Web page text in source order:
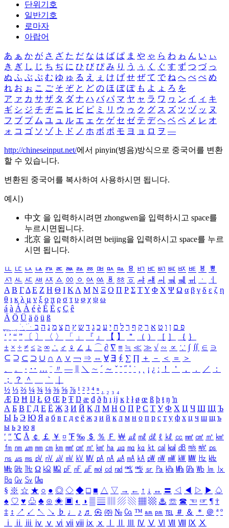
단위기호
일반기호
로마자
아랍어
あ ぁ か が さ ざ た だ な は ば ぱ ま や ゃ ら わ ゎ ん い ぃ
き ぎ し じ ち ぢ に ひ び ぴ み り う ぅ く ぐ す ず つ づ っ
ぬ ふ ぶ ぷ む ゆ ゅ る え ぇ け げ せ ぜ て で ね へ べ ぺ め
れ お ぉ こ ご そ ぞ と ど の ほ ぼ ぽ も よ ょ ろ を
ア ァ カ サ ザ タ ダ ナ ハ バ パ マ ヤ ャ ラ ワ ヮ ン イ ィ キ
ギ シ ジ チ ヂ ニ ヒ ビ ピ ミ リ ウ ゥ ク グ ス ズ ツ ヅ ッ ヌ
フ ブ プ ム ユ ュ ル エ ェ ケ ゲ セ ゼ テ デ ヘ ベ ペ メ レ オ
ォ コ ゴ ソ ゾ ト ド ノ ホ ボ ポ モ ヨ ョ ロ ヲ ―
http://chineseinput.net/에서 pinyin(병음)방식으로 중국어를 변환
할 수 있습니다.
변환된 중국어를 복사하여 사용하시면 됩니다.
예시)
中文 을 입력하시려면 zhongwen을 입력하시고 space를
누르시면됩니다.
北京 을 입력하시려면 beijing을 입력하시고 space를 누르
시면 됩니다.
ㅥ ㅦ ㅧ ㅨ ㅩ ㅪ ㅫ ㅬ ㅭ ㅮ ㅯ ㅰ ㅱ ㅲ ㅳ ㅴ ㅵ ㅶ ㅷ ㅸ
ㅹ
ㅺ ㅻ ㅼ ㅽ ㅾ ㅿ ㆀ ㆁ ㆂ ㆃ ㆄ ㆅ ㆆ ㆇ ㆈ ㆉ ㆊ ㆋ ㆌ ㆍ
ㆎ
Α Β ΓΔ Ε Ζ Η Θ Ι ΚΛ Μ Ν Ξ Ο Π Ρ Σ ΤΥ Φ Χ Ψ Ω α β γ δ ε ζ η
θ ι κ λ μ ν ξ ο π ρ σ τ υ φ χ ψ ω
á à Á À é è É È ç Ç ê
Ä Ö Ü ä ö ü ß
ִֶֹ ֻּ ׁׂ פ ם ן ו ט א ר ק ף ך ל ח י ע כ ג ד ש ץ ת צ מ נ ה ב
‘ ’ “ ” 〔 〕 〈 〉 「 」 『 』 【 】 ＂ （ ） ［ ］ ｛ ｝
± × ÷ ≠ ≤ ≥ ∞ ∴ ♂ ♀ ∠ ⊥ ⌒ ∂ ∇ ≡ ≒ ≪ ≫ √ ∽ ∝ ∵ ∫ ∬ ∈ ∋
⊆ ⊇ ⊂ ⊃ ∪ ∩ ∧ ∨ ￢ ⇒ ⇔ ∀ ∃ ∮ ∑ ∏ ＋ － ＜ ＝
＞
、
。 · ‥ … ¨ 〃 ― ＼ ∼ ´ ～ ˇ ˘ ˝ ˚ ˙ ¸ ¡ ¿ ː ！ ＇ ， ． ／
：
；
？ ＾ ｀
½ ⅓ ⅔ ¼ ¾ ⅛ ⅜ ⅝ ⅞ ¹ ² ³ ⁴ ⁿ ₁ ₂ ₃ ₄
Æ Ð Ħ Ĳ Ł Ø Œ Þ Ŧ Ŋ æ đ ð ħ ı ĳ ĸ ŀ ł ø œ ß þ ŧ ŋ ŉ
А Б В Г Д Е Ё Ж З И Й К Л М Н О П Р С Т У Ф Х Ц Ч Ш Щ Ъ
Ы Ь Э Ю Я а б в г д е ё ж з и й к л м н о п р с т у ф х ц ч ш щ ъ
ы ь э ю я
′ ″ ℃ Å ￠ ￡ ￥ ¤ ℉ ‰ ＄ ％ Ｆ ￦ ㎕ ㎖ ㎗ ℓ ㎘ ㏄ ㎣ ㎤ ㎥ ㎦
㎙ ㎚ ㎛ ㎜ ㎝ ㎞ ㎟ ㎠ ㎡ ㎢ ㏊ ㎍ ㎎ ㎏ ㏏ ㎈ ㎉ ㏈ ㎧ ㎨ ㎰
㎱ ㎲ ㎳ ㎴ ㎵ ㎶ ㎷ ㎸ ㎹ ㎀ ㎁ ㎂ ㎃ ㎄ ㎺ ㎻ ㎽ ㎾ ㎿ ㎐ ㎑
㎒ ㎓ ㎔ Ω ㏀ ㏁ ㎊ ㎋ ㎌ ㏖ ㏅ ㎭ ㎮ ㎯ ㏛ ㎩ ㎪ ㎫ ㎬ ㏝ ㏐
㏓
㏃ ㏉ ㏜ ㏆
§ ※ ☆ ★ ○ ● ◎ ◇ ◆ □ ■ △ ▽ → ← ↑ ↓ ↔ 〓 ◁ ◀ ▷ ▶ ♤
♠ ♡ ♥ ♧ ♣ ⊙ ◈ ▣ ◐ ◑ ▒ ▤ ▨ ▧ ▦ ▩ ♨ ☏ ☎ ☜ ☞ ¶ †
‡ ↕ ↗ ↙ ↖ ↘ ♭ ♩ ♪ ♬ ㉿ ㈜ № ㏇ ™ ㏂ ㏘ ℡ ＃ ＆ ＊ ＠ ª º
ⅰ
ⅱ ⅲ ⅳ ⅴ ⅵ ⅶ ⅷ ⅸ ⅹ Ⅳ Ⅴ Ⅵ Ⅶ Ⅷ Ⅸ Ⅹ